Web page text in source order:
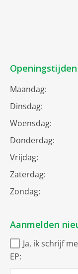
Openingstijden
Maandag:
Dinsdag:
Woensdag:
Donderdag:
Vrijdag:
Zaterdag:
Zondag:
Aanmelden
Ja, ik schrijf
EP: